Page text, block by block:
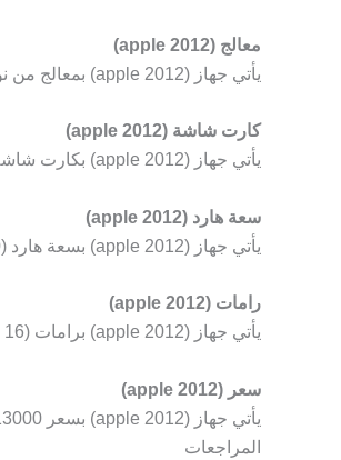
معالج (apple 2012)
يأتي جهاز (apple 2012) بمعالج من نوع (xeon).
كارت شاشة (apple 2012)
يأتي جهاز (apple 2012) بكارت شاشة (1 ATI).
سعة هارد (apple 2012)
يأتي جهاز (apple 2012) بسعة هارد (500 جيجا بايت).
رامات (apple 2012)
يأتي جهاز (apple 2012) برامات (16 جيجا بايت).
سعر (apple 2012)
يأتي جهاز (apple 2012) بسعر 13000 جنيه.
المراجعات